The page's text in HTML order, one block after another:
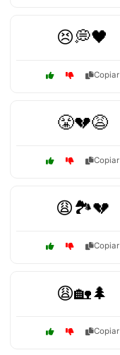
😣💭🖤
Copiar
😤💔😩
Copiar
😩🏞️💔
Copiar
😩🏡🌲
Copiar